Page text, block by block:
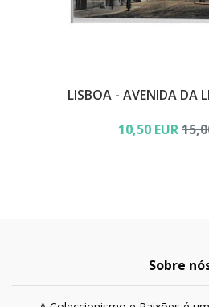
LISBOA - AVENIDA DA
10,50 EUR
Sobre